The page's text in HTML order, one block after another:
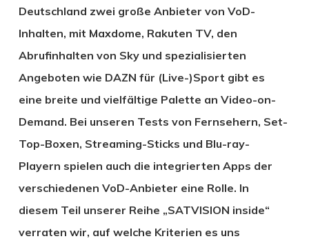
Deutschland zwei große Anbieter von VoD-
Inhalten, mit Maxdome, Rakuten TV, den
Abrufinhalten von Sky und spezialisierten
Angeboten wie DAZN für (Live-)Sport gibt es
eine breite und vielfältige Palette an Video-on-
Demand. Bei unseren Tests von Fernsehern, Set-
Top-Boxen, Streaming-Sticks und Blu-ray-
Playern spielen auch die integrierten Apps der
verschiedenen VoD-Anbieter eine Rolle. In
diesem Teil unserer Reihe „SATVISION inside“
verraten wir, auf welche Kriterien es uns